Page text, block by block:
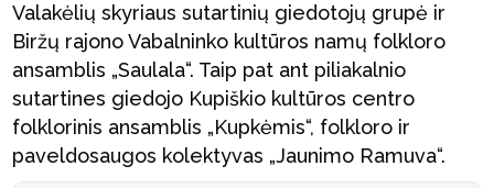
Valakėlių skyriaus sutartinių giedotojų grupė ir
Biržų rajono Vabalninko kultūros namų folkloro
ansamblis „Saulala“. Taip pat ant piliakalnio
sutartines giedojo Kupiškio kultūros centro
folklorinis ansamblis „Kupkėmis“, folkloro ir
paveldosaugos kolektyvas „Jaunimo Ramuva“.